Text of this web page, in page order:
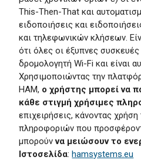
This-Then-That και
ειδοποιήσεις και
και τηλεφωνικών κλήσεων.
ότι όλες οι έξυπνες
δρομολογητή Wi-Fi και είναι
Χρησιμοποιώντας την
HAM, ο χρήστης μπορεί να π
κάθε στιγμή χρήσιμες π
επιχειρήσεις, κάνοντας
πληροφοριών που
μπορούννα μειώσουν το
Ιστοσελίδα:hamsystems.eu